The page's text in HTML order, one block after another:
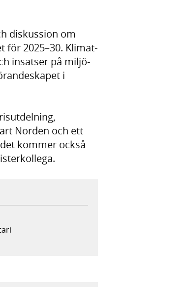
diskussion om
2025–30. Klimat-
insatser på miljö-
i
Norden och ett
kommer också